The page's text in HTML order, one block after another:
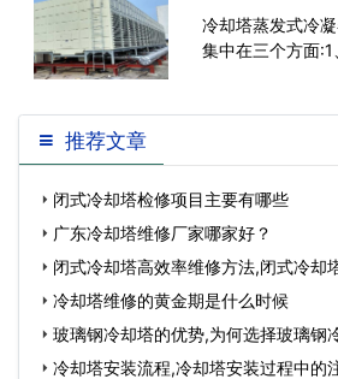
的洗涤，板与经
处损坏。原因主
冷却塔蒸发式冷
集中在三个方面
推荐文章
闭式冷却塔检修项目主要有哪些
广东冷却塔维修厂家哪家好？
闭式冷却塔高效率维修方法,闭式冷却
冷却塔维修的黄金期是什么时候
玻璃钢冷却塔的优势,为何选择玻璃钢
冷却塔安装流程,冷却塔安装过程中的